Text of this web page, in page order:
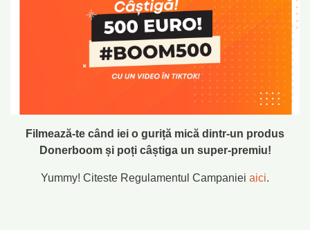
Filmează-te când iei o guriță mică dintr-un produs
Donerboom și poți câștiga un super-premiu!
Yummy! Citeste Regulamentul Campaniei aici.